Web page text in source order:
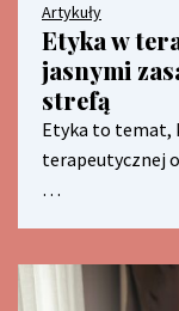
Artykuły
Etyka w
jasnymi
strefą
Etyka to temat,
terapeutycznej
…